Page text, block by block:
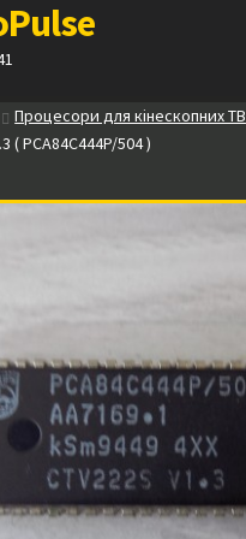
Каталог
Посилання
Процесори для кінескопних ТВ
( PCA84C444P/504 )